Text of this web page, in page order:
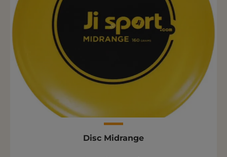
Disc Midrange